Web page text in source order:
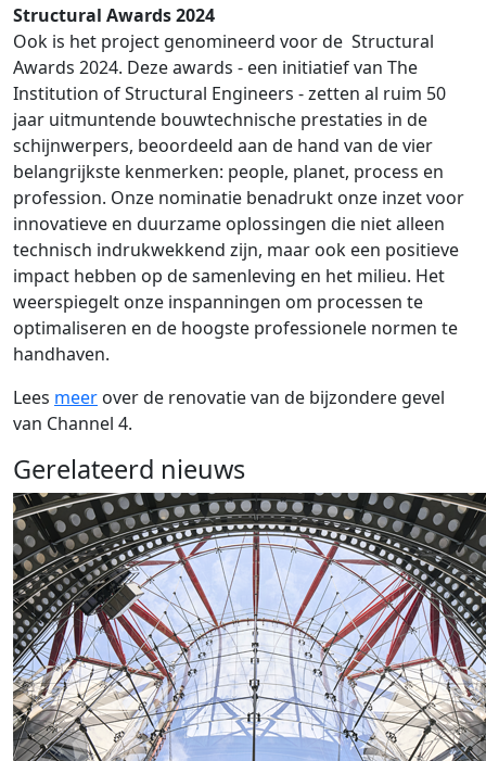
Structural Awards 2024
Ook is het project genomineerd voor de Structural
Awards 2024. Deze awards - een initiatief van The
Institution of Structural Engineers - zetten al ruim 50
jaar uitmuntende bouwtechnische prestaties in de
schijnwerpers, beoordeeld aan de hand van de vier
belangrijkste kenmerken: people, planet, process en
profession. Onze nominatie benadrukt onze inzet voor
innovatieve en duurzame oplossingen die niet alleen
technisch indrukwekkend zijn, maar ook een positieve
impact hebben op de samenleving en het milieu. Het
weerspiegelt onze inspanningen om processen te
optimaliseren en de hoogste professionele normen te
handhaven.
Lees meer over de renovatie van de bijzondere gevel
van Channel 4.
Gerelateerd nieuws